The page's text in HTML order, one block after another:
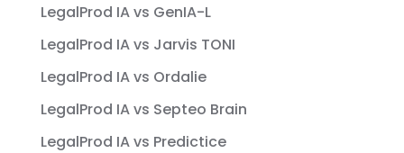
LegalProd IA vs GenIA-L
LegalProd IA vs Jarvis TONI
LegalProd IA vs Ordalie
LegalProd IA vs Septeo Brain
LegalProd IA vs Predictice